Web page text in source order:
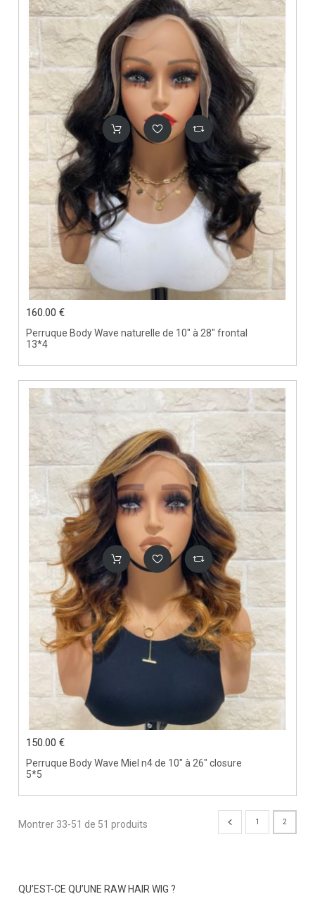
Perruque Body Wave naturelle de 10" à 28" frontal
13*4
160.00 €
Perruque Body Wave Miel n4 de 10" à 26" closure
5*5
150.00 €
Montrer 33-51 de 51 produits 1 2
QU’EST-CE QU’UNE RAW HAIR WIG ?